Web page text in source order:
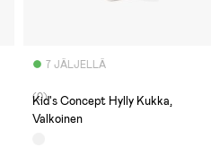
7 JÄLJELLÄ
(0)
Kid's Concept Hylly Kukka,
Valkoinen